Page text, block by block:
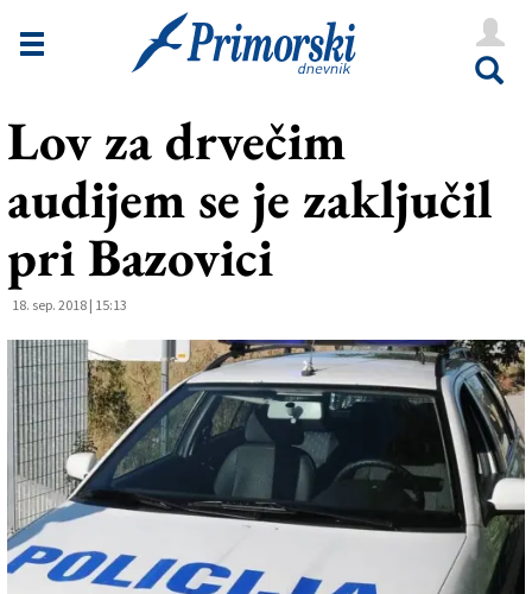
Novice
Goriška
Kultura
Še
Vreme
V Kioskih
Uredništvo
Oglasi
Založnik
Lov za drvečim
audijem se je zaključil
pri Bazovici
18. sep. 2018 | 15:13